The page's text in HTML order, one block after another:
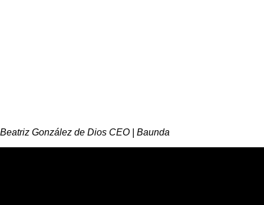
Beatriz González de Dios CEO | Baunda